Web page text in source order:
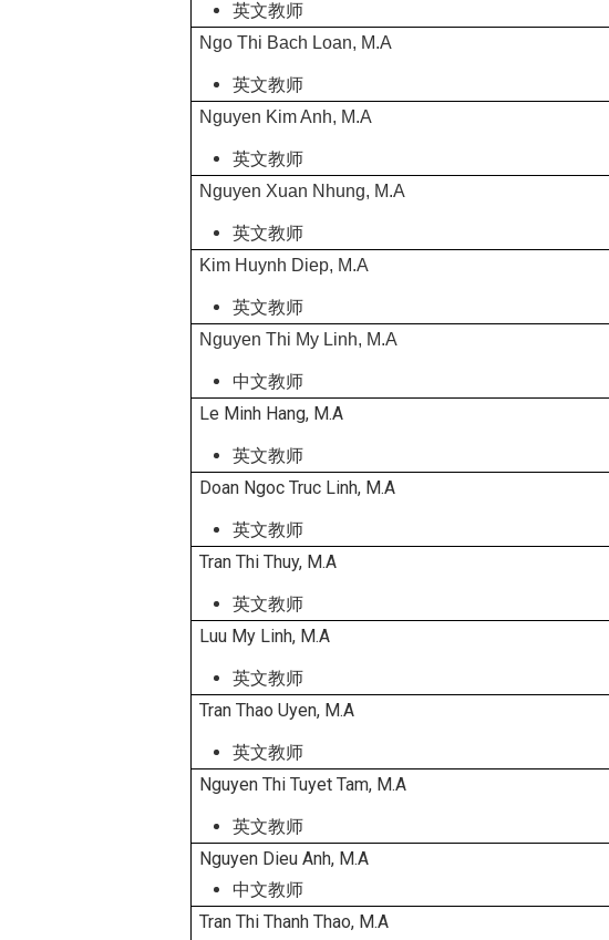
英文教师
Ngo Thi Bach Loan, M.A
英文教师
Nguyen Kim Anh, M.A
英文教师
Nguyen Xuan Nhung, M.A
英文教师
Kim Huynh Diep, M.A
英文教师
Nguyen Thi My Linh, M.A
中文教师
Le Minh Hang, M.A
英文教师
Doan Ngoc Truc Linh, M.A
英文教师
Tran Thi Thuy, M.A
英文教师
Luu My Linh, M.A
英文教师
Tran Thao Uyen, M.A
英文教师
Nguyen Thi Tuyet Tam, M.A
英文教师
Nguyen Dieu Anh, M.A
中文教师
Tran Thi Thanh Thao, M.A